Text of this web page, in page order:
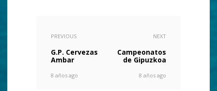
PREVIOUS
G.P. Cervezas
Ambar
8 años ago
NEXT
Campeonatos
de Gipuzkoa
8 años ago